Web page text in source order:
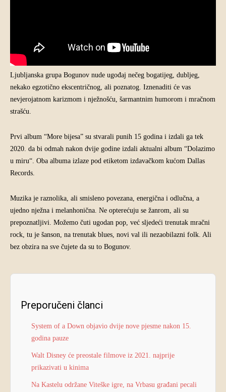
Ljubljanska grupa Bogunov nude ugođaj nečeg bogatijeg, dubljeg,
nekako egzotično ekscentričnog, ali poznatog. Iznenaditi će vas
nevjerojatnom karizmom i nježnošću, šarmantnim humorom i mračnom
strašću.
Prvi album “More bijesa” su stvarali punih 15 godina i izdali ga tek
2020. da bi odmah nakon dvije godine izdali aktualni album “Dolazimo
u miru“. Oba albuma izlaze pod etiketom izdavačkom kućom Dallas
Records.
Muzika je raznolika, ali smisleno povezana, energična i odlučna, a
ujedno nježna i melanhonična. Ne opterećuju se žanrom, ali su
prepoznatljivi. Možemo čuti ugodan pop, već sljedeći trenutak mračni
rock, tu je šanson, na trenutak blues, novi val ili nezaobilazni folk. Ali
bez obzira na sve čujete da su to Bogunov.
Preporučeni članci
System of a Down objavio dvije nove pjesme nakon 15.
godina pauze
Walt Disney će preostale filmove iz 2021. najprije
prikazivati u kinima
Na Kastelu održane Viteške igre, na Vrbasu građani pecali